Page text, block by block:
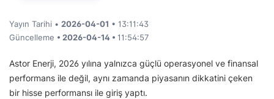
Yayın Tarihi • 2026-04-01 • 13:11:43
Güncelleme • 2026-04-14 • 11:54:57
Astor Enerji, 2026 yılına yalnızca güçlü operasyonel ve finansal
performans ile değil, aynı zamanda piyasanın dikkatini çeken
bir hisse performansı ile giriş yaptı.